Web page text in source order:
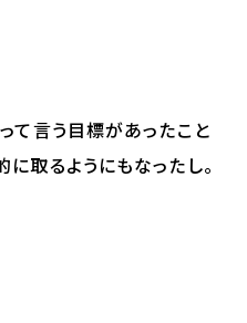
て言う目標があったこと
取るようにもなったし。